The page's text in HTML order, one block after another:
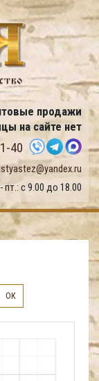
продажи
на сайте нет
40
пт.: с 9.00 до 18.00
ОК